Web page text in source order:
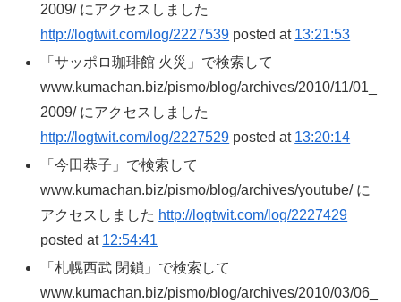
2009/ にアクセスしました
http://logtwit.com/log/2227539 posted at 13:21:53
「サッポロ珈琲館 火災」で検索して
www.kumachan.biz/pismo/blog/archives/2010/11/01_
2009/ にアクセスしました
http://logtwit.com/log/2227529 posted at 13:20:14
「今田恭子」で検索して
www.kumachan.biz/pismo/blog/archives/youtube/ に
アクセスしました http://logtwit.com/log/2227429
posted at 12:54:41
「札幌西武 閉鎖」で検索して
www.kumachan.biz/pismo/blog/archives/2010/03/06_